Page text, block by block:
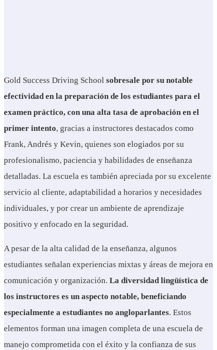
Gold Success Driving School sobresale por su notable
efectividad en la preparación de los estudiantes para el
examen práctico, con una alta tasa de aprobación en el
primer intento, gracias a instructores destacados como
Frank, Andrés y Kevin, quienes son elogiados por su
profesionalismo, paciencia y habilidades de enseñanza
detalladas. La escuela es también apreciada por su excelente
servicio al cliente, adaptabilidad a horarios y necesidades
individuales, y por crear un ambiente de aprendizaje
positivo y enfocado en la seguridad.
A pesar de la alta calidad de la enseñanza, algunos
estudiantes señalan experiencias mixtas y áreas de mejora en
comunicación y organización. La diversidad lingüística de
los instructores es un aspecto notable, beneficiando
especialmente a estudiantes no angloparlantes. Estos
elementos forman una imagen completa de una escuela de
manejo comprometida con el éxito y la confianza de sus